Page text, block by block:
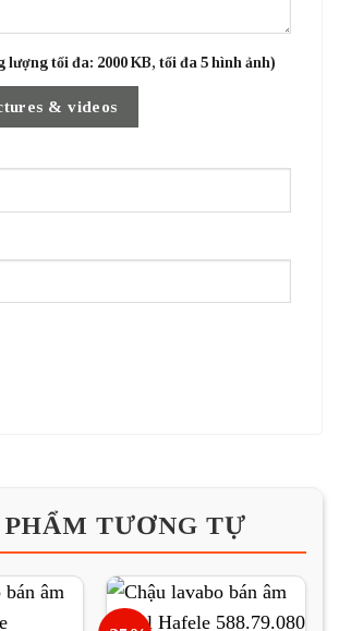
lượng tối đa: 2000 KB, tối đa 5 hình ảnh)
& videos
PHẨM TƯƠNG TỰ